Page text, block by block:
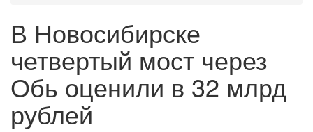
В Новосибирске
четвертый мост через
Обь оценили в 32 млрд
рублей